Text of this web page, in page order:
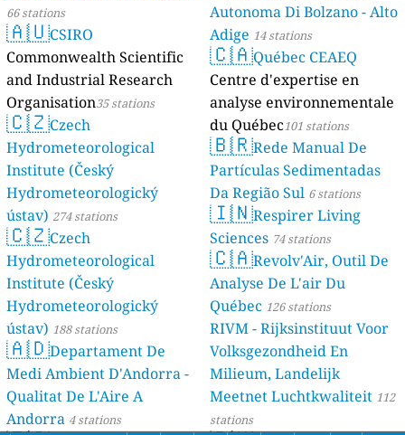
66 stations
🇦🇺CSIRO
Commonwealth Scientific
and Industrial Research
Organisation35 stations
🇨🇿Czech
Hydrometeorological
Institute (Český
Hydrometeorologický
ústav) 274 stations
🇨🇿Czech
Hydrometeorological
Institute (Český
Hydrometeorologický
ústav) 188 stations
🇦🇩Departament De
Medi Ambient D'Andorra -
Qualitat De L'Aire A
Andorra 4 stations
Autonoma Di Bolzano - Alto
Adige 14 stations
🇨🇦Québec CEAEQ
Centre d'expertise en
analyse environnementale
du Québec101 stations
🇧🇷Rede Manual De
Partículas Sedimentadas
Da Região Sul 6 stations
🇮🇳Respirer Living
Sciences 74 stations
🇨🇦Revolv'Air, Outil De
Analyse De L'air Du
Québec 126 stations
RIVM - Rijksinstituut Voor
Volksgezondheid En
Milieum, Landelijk
Meetnet Luchtkwaliteit 112
stations